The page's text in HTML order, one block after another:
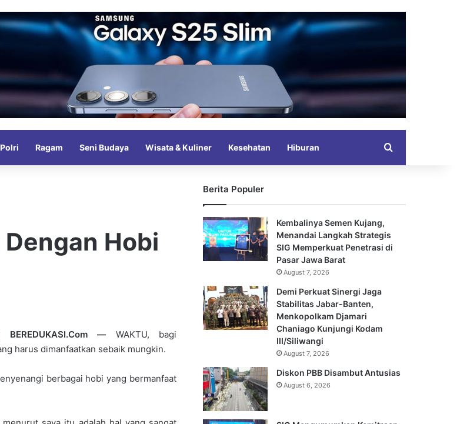
Ragam Seni Budaya Wisata & Kuliner Kesehatan Hiburan
Hobi
BEREDUKASI.Com — WAKTU, bagi
harus dimanfaatkan sebaik mungkin.
berbagai hobi yang bermanfaat
Berita Populer
Kembalinya Semen Kujang,
Menandai Langkah Strategis
SIG Memperkuat Penetrasi di
Pasar Jawa Barat
August 7, 2026
Demi Perkuat Sinergi Jaga
Stabilitas Jabar-Banten,
Menkopolkam Djamari
Chaniago Kunjungi Kodam
III/Siliwangi
August 7, 2026
Diskon PBB Disambut Antusias
August 6, 2026